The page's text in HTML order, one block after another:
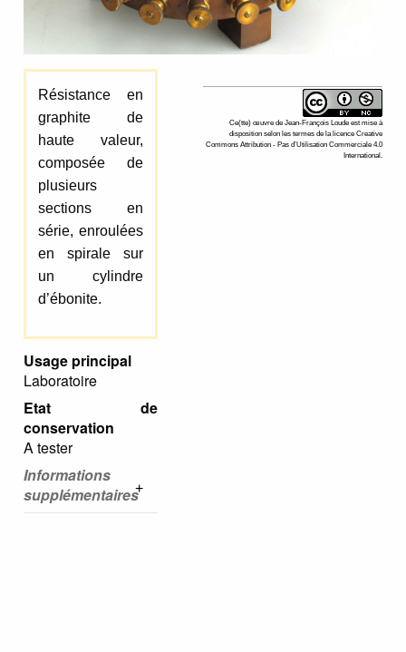
Résistance en
graphite de
haute valeur,
composée de
plusieurs
sections en
série, enroulées
en spirale sur
un cylindre
d’ébonite.
Usage principal
Laboratoire
Etat de
conservation
A tester
Informations
supplémentaires
Ce(tte) œuvre de Jean-François Loude est mise à
disposition selon les termes de la licence Creative
Commons Attribution - Pas d’Utilisation Commerciale 4.0
International.